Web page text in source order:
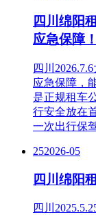
四川绵阳
应急保障！
四川
应急保障，
是正规租车
行安全放在
一次出行保
252026-05
四川绵阳
四川